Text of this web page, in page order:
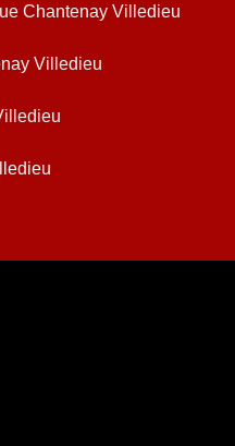
Chantenay Villedieu
Villedieu